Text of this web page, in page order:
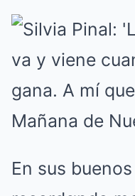
En sus